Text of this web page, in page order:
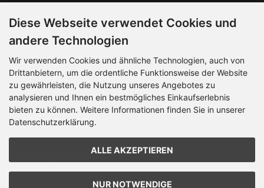
Informationen
Kontakt
Sitemap
Zahlungsmethoden
Die Box kann unter bootstrap4/boxes/box_miscellaneous.html
Diese Webseite verwendet Cookies und
andere Technologien
Wir verwenden Cookies und ähnliche Technologien, auch von
Drittanbietern, um die ordentliche Funktionsweise der Website
zu gewährleisten, die Nutzung unseres Angebotes zu
analysieren und Ihnen ein bestmögliches Einkaufserlebnis
bieten zu können. Weitere Informationen finden Sie in unserer
Datenschutzerklärung.
ALLE AKZEPTIEREN
NUR NOTWENDIGE